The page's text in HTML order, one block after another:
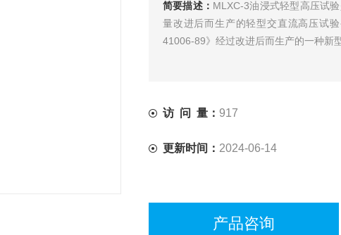
简要描述： MLXC-3油浸式轻型高压试
量改进后而生产的轻型交直流高压试
41006-89》经过改进后而生产的一种新
访 问 量： 917
更新时间： 2024-06-14
产品咨询